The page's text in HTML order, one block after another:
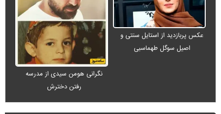
عکس پربازدید از استایل سنتی و
اصیل سوگل طهماسبی
نگرانی هومن سیدی از مدرسه
رفتن دخترش